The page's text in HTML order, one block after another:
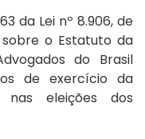
da Lei nº 8.906, de
o Estatuto da
do Brasil
de exercício da
nas eleições dos